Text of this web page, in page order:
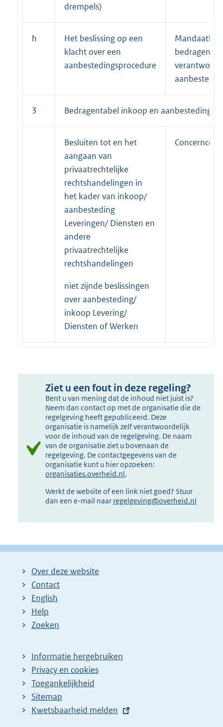
drempels)
h
Het beslissing op een
klacht over een
aanbestedingsprocedure
3 Bedragentabel inkoop en aanbesteding
Besluiten tot en het
aangaan van
privaatrechtelijke
rechtshandelingen in
het kader van inkoop/
aanbesteding
Leveringen/ Diensten en
andere
privaatrechtelijke
rechtshandelingen
niet zijnde beslissingen
over aanbesteding/
inkoop Levering/
Diensten of Werken
Ziet u een fout in deze regeling?
Bent u van mening dat de inhoud niet juist is?
Neem dan contact op met de organisatie die de
regelgeving heeft gepubliceerd. Deze
organisatie is namelijk zelf verantwoordelijk
voor de inhoud van de regelgeving. De naam
van de organisatie ziet u bovenaan de
regelgeving. De contactgegevens van de
organisatie kunt u hier opzoeken:
organisaties.overheid.nl.
Werkt de website of een link niet goed? Stuur
dan een e-mail naar regelgeving@overheid.nl
Over deze website
Contact
English
Help
Zoeken
Informatie hergebruiken
Privacy en cookies
Toegankelijkheid
Sitemap
E
Kwetsbaarheid melden